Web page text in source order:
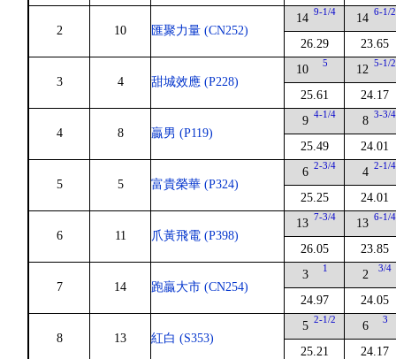
2 10 匯聚力量 (CN252)
14 9-1/4
26.29
14 6-1/2
23.65
3 4 甜城效應 (P228)
10 5
25.61
12 5-1/2
24.17
4 8 贏男 (P119)
9 4-1/4
25.49
8 3-3/4
24.01
5 5 富貴榮華 (P324)
6 2-3/4
25.25
4 2-1/4
24.01
6 11 爪黃飛電 (P398)
13 7-3/4
26.05
13 6-1/4
23.85
7 14 跑贏大市 (CN254)
3 1
24.97
2 3/4
24.05
8 13 紅白 (S353)
5 2-1/2
25.21
6 3
24.17